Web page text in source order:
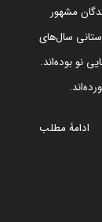
مشهور
سال‌های
نو بوده‌اند.
ادامۀ مطلب